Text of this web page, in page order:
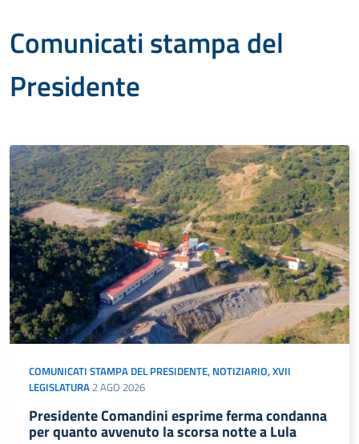
Comunicati stampa del
Presidente
COMUNICATI STAMPA DEL PRESIDENTE, NOTIZIARIO,XVII
LEGISLATURA 2 AGO 2026
Presidente Comandini esprime ferma condanna
per quanto avvenuto la scorsa notte a Lula